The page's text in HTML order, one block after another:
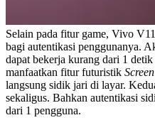
Selain pada fitur game, Vivo
bagi autentikasi penggunanya.
dapat bekerja kurang dari 1
manfaatkan fitur futuristik
langsung sidik jari di layar.
sekaligus. Bahkan autentikasi
dari 1 pengguna.